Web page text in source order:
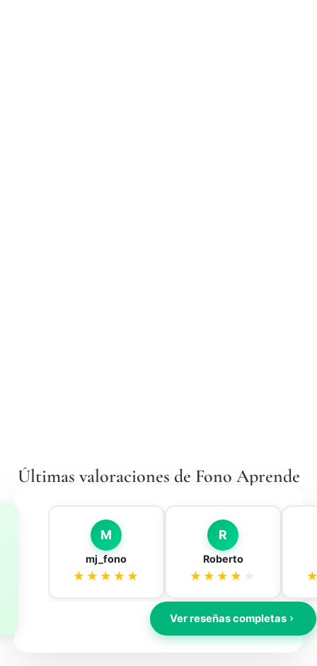
Últimas valoraciones de Fono Aprende